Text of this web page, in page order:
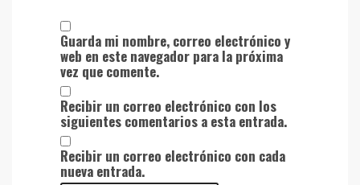
Guarda mi nombre, correo electrónico y
web en este navegador para la próxima
vez que comente.
Recibir un correo electrónico con los
siguientes comentarios a esta entrada.
Recibir un correo electrónico con cada
nueva entrada.